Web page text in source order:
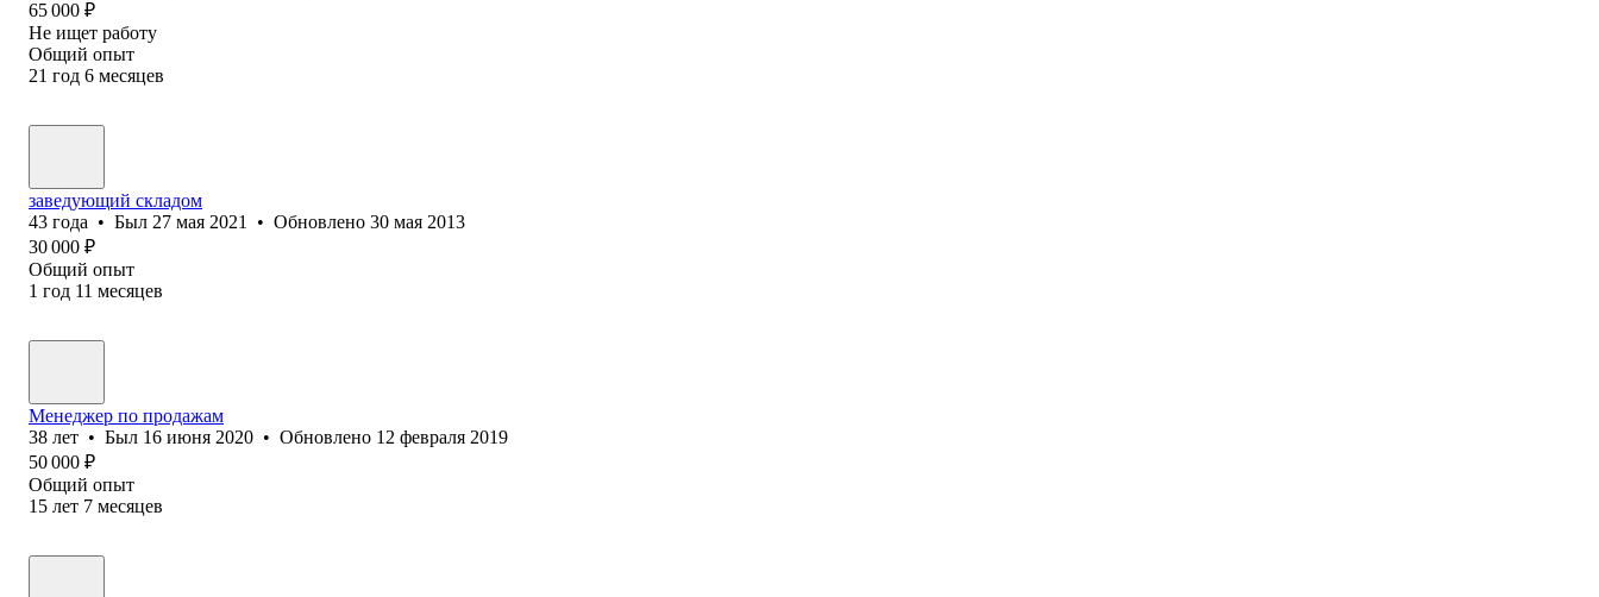
65 000 ₽
Не ищет работу
Общий опыт
21 год 6 месяцев
заведующий складом
43 года • Был 27 мая 2021 • Обновлено 30 мая 2013
30 000 ₽
Общий опыт
1 год 11 месяцев
Менеджер по продажам
38 лет • Был 16 июня 2020 • Обновлено 12 февраля 2019
50 000 ₽
Общий опыт
15 лет 7 месяцев